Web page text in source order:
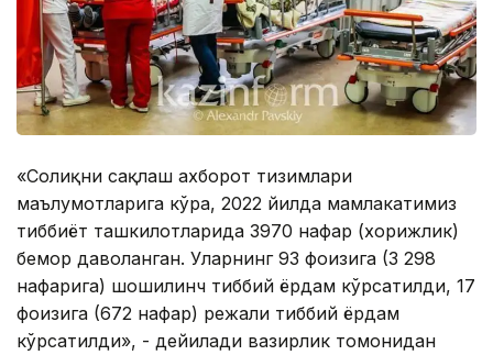
«Соғлиқни сақлаш ахборот тизимлари
маълумотларига кўра, 2022 йилда мамлакатимиз
тиббиёт ташкилотларида 3970 нафар (хорижлик)
бемор даволанган. Уларнинг 93 фоизига (3 298
нафарига) шошилинч тиббий ёрдам кўрсатилди, 17
фоизига (672 нафар) режали тиббий ёрдам
кўрсатилди», - дейилади вазирлик томонидан